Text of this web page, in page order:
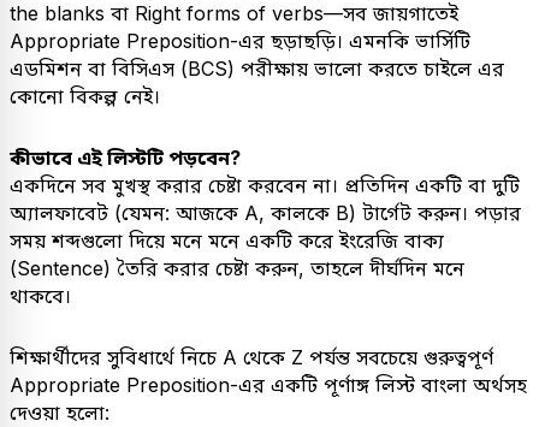
the blanks বা Right forms of verbs—সব জায়গাতেই
Appropriate Preposition-এর ছড়াছড়ি। এমনকি ভার্সিটি
এডমিশন বা বিসিএস (BCS) পরীক্ষায় ভালো করতে চাইলে এর
কোনো বিকল্প নেই।
কীভাবে এই লিস্টটি পড়বেন?
একদিনে সব মুখস্থ করার চেষ্টা করবেন না। প্রতিদিন একটি বা দুটি
অ্যালফাবেট (যেমন: আজকে A, কালকে B) টার্গেট করুন। পড়ার
সময় শব্দগুলো দিয়ে মনে মনে একটি করে ইংরেজি বাক্য
(Sentence) তৈরি করার চেষ্টা করুন, তাহলে দীর্ঘদিন মনে
থাকবে।
​শিক্ষার্থীদের সুবিধার্থে নিচে A থেকে Z পর্যন্ত সবচেয়ে গুরুত্বপূর্ণ
Appropriate Preposition-এর একটি পূর্ণাঙ্গ লিস্ট বাংলা অর্থসহ
দেওয়া হলো: